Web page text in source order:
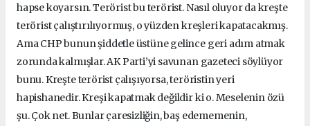
hapse koyarsın. Terörist bu terörist. Nasıl oluyor da kreşte
terörist çalıştırılıyormuş, o yüzden kreşleri kapatacakmış.
Ama CHP bunun şiddetle üstüne gelince geri adım atmak
zorunda kalmışlar. AK Parti’yi savunan gazeteci söylüyor
bunu. Kreşte terörist çalışıyorsa, teröristin yeri
hapishanedir. Kreşi kapatmak değildir ki o. Meselenin özü
şu. Çok net. Bunlar çaresizliğin, baş edememenin,